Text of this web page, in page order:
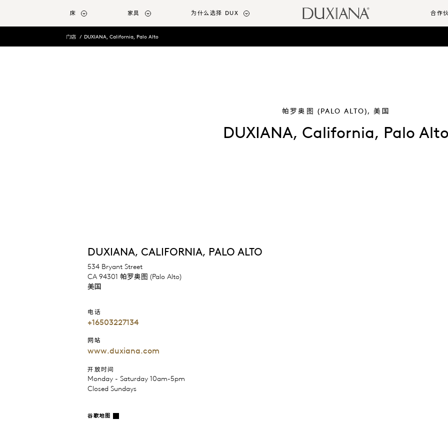
床 家具 为什么选择 DUX 合作
门店 DUXIANA, California, Palo Alto
帕罗奥图 (PALO ALTO), 美国
DUXIANA, California, Palo Alto
DUXIANA, CALIFORNIA, PALO ALTO
534 Bryant Street
CA 94301 帕罗奥图 (Palo Alto)
美国
电话
+16503227134
网站
www.duxiana.com
开放时间
Monday - Saturday 10am-5pm
Closed Sundays
谷歌地图